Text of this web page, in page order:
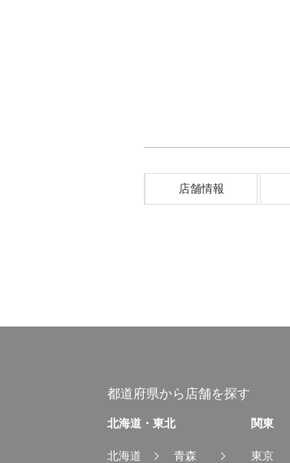
店舗情報
都道府県から店舗を探す
北海道・東北
北海道
青森
関東
東京